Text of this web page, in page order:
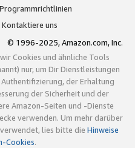
Programmrichtlinien
Kontaktiere uns
© 1996-2025, Amazon.com, Inc.
Cookies und ähnliche Tools
nur, um Dir Dienstleistungen
der Erhaltung
der Sicherheit und der
Amazon-Seiten und -Dienste
verwenden. Um mehr darüber
lies bitte die Hinweise
Cookies.